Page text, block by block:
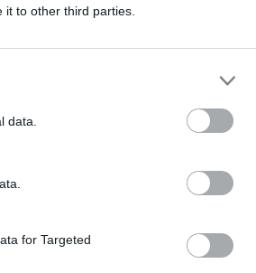
to other third parties.
data.
for Targeted